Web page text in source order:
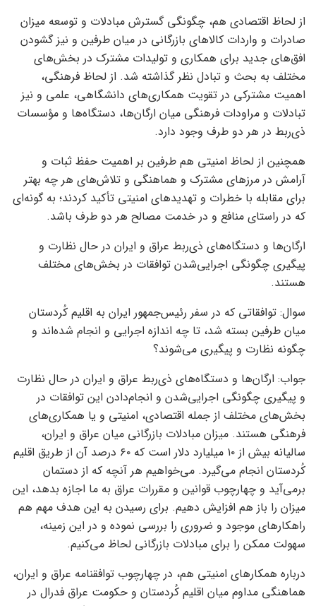
از لحاظ اقتصادی هم، چگونگی گسترش مبادلات و توسعه میزان
صادرات و واردات کالاهای بازرگانی در میان طرفین و نیز گشودن
افق‌های جدید برای همکاری و تولیدات مشترک در بخش‌های
مختلف به بحث و تبادل نظر گذاشته شد. از لحاظ فرهنگی،
اهمیت مشترکی در تقویت همکاری‌های دانشگاهی، علمی و نیز
تبادلات و مراودات فرهنگی میان ارگان‌ها، دستگاه‌ها و مؤسسات
ذی‌ربط در هر دو طرف وجود دارد.
همچنین از لحاظ امنیتی هم طرفین بر اهمیت حفظ ثبات و
آرامش در مرزهای مشترک و هماهنگی و تلاش‌های هر چه بهتر
برای مقابله با خطرات و تهدیدهای امنیتی تأکید کردند؛ به گونه‌ای
که در راستای منافع و در خدمت مصالح هر دو طرف باشد.
ارگان‌ها و دستگاه‌های ذی‌ربط عراق و ایران در حال نظارت و
پیگیری چگونگی اجرایی‌شدن توافقات در بخش‌های مختلف
هستند.
سوال: توافقاتی که در سفر رئیس‌جمهور ایران به اقلیم کُردستان
میان طرفین بسته شد، تا چه اندازه اجرایی و انجام شده‌اند و
چگونه نظارت و پیگیری می‌شوند؟
جواب: ارگان‌ها و دستگاه‌های ذی‌ربط عراق و ایران در حال نظارت
و پیگیری چگونگی اجرایی‌شدن و انجام‌دادن این توافقات در
بخش‌های مختلف از جمله اقتصادی، امنیتی و یا همکاری‌های
فرهنگی هستند. میزان مبادلات بازرگانی میان عراق و ایران،
سالیانه بیش از ۱۰ میلیارد دلار است که ۶۰ درصد آن از طریق اقلیم
کُردستان انجام می‌گیرد. می‌خواهیم هر آنچه که از دستمان
برمی‌آید و چهارچوب قوانین و مقررات عراق به ما اجازه بدهد، این
میزان را باز هم افزایش دهیم. برای رسیدن به این هدف مهم هم
راهکارهای موجود و ضروری را بررسی نموده و در این زمینه،
سهولت ممکن را برای مبادلات بازرگانی لحاظ می‌کنیم.
درباره همکارهای امنیتی هم، در چهارچوب توافقنامه عراق و ایران،
هماهنگی مداوم میان اقلیم کُردستان و حکومت عراق فدرال در